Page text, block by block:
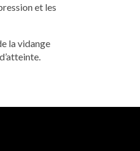
et les
la vidange